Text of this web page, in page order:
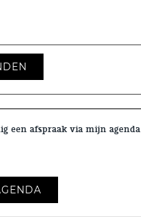
een afspraak via mijn agenda